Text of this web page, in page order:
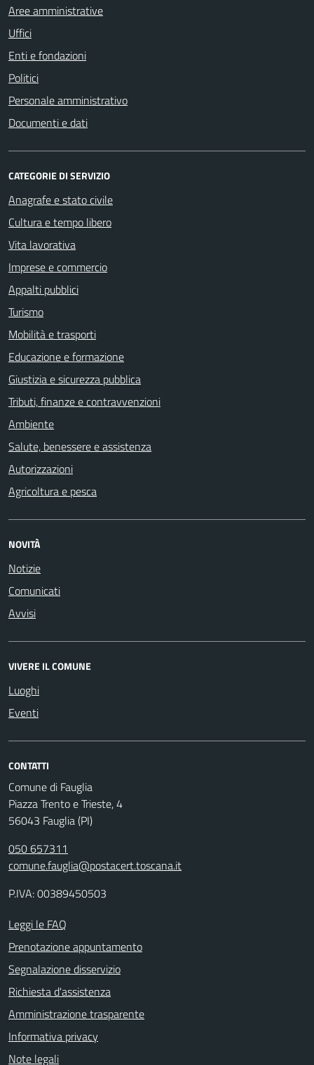
Aree amministrative
Uffici
Enti e fondazioni
Politici
Personale amministrativo
Documenti e dati
CATEGORIE DI SERVIZIO
Anagrafe e stato civile
Cultura e tempo libero
Vita lavorativa
Imprese e commercio
Appalti pubblici
Turismo
Mobilità e trasporti
Educazione e formazione
Giustizia e sicurezza pubblica
Tributi, finanze e contravvenzioni
Ambiente
Salute, benessere e assistenza
Autorizzazioni
Agricoltura e pesca
NOVITÀ
Notizie
Comunicati
Avvisi
VIVERE IL COMUNE
Luoghi
Eventi
CONTATTI
Comune di Fauglia
Piazza Trento e Trieste, 4
56043 Fauglia (PI)
050 657311
comune.fauglia@postacert.toscana.it
P.IVA: 00389450503
Leggi le FAQ
Prenotazione appuntamento
Segnalazione disservizio
Richiesta d'assistenza
Amministrazione trasparente
Informativa privacy
Note legali